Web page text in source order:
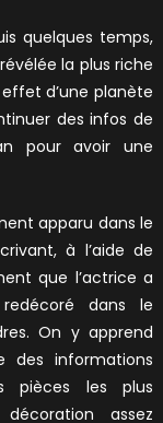
quelques temps,
la plus riche
d’une planète
des infos de
pour avoir une
apparu dans le
à l’aide de
que l’actrice a
dans le
On y apprend
des informations
pièces les plus
assez